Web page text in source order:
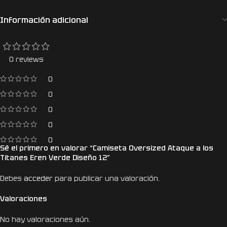
Información adicional
0 reviews
0
0
0
0
0
Valoraciones
No hay valoraciones aún.
Sé el primero en valorar “Camiseta Oversized Ataque a los
Titanes Eren Verde Diseño 12”
Debes acceder para publicar una valoración.